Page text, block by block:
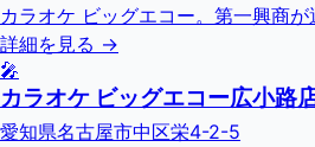
カラオケ ビッグエコー。第一興商
詳細を見る →
🎤
カラオケ ビッグエコー広小路
愛知県名古屋市中区栄4-2-5